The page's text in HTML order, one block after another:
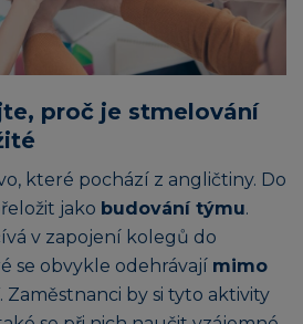
proč je stmelování
které pochází z angličtiny. Do
jako budování týmu.
v zapojení kolegů do
se obvykle odehrávají mimo
. Zaměstnanci by si tyto aktivity